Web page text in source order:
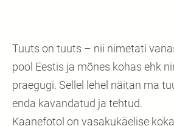
Tuuts on tuuts – nii nimetati
pool Eestis ja mõnes kohas ehk
praegugi. Sellel lehel näitan ma
enda kavandatud ja tehtud.
Kaanefotol on vasakukäelise